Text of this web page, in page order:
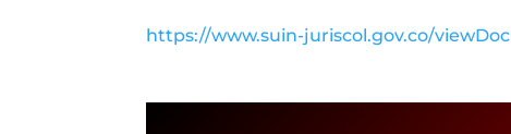
https://www.suin-juriscol.gov.co/